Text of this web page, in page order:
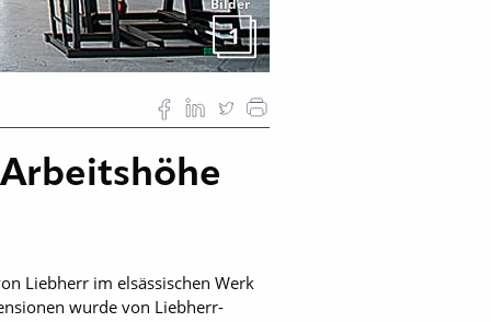
Bilder
1
Liebherr im elsässischen Werk
wurde von Liebherr-